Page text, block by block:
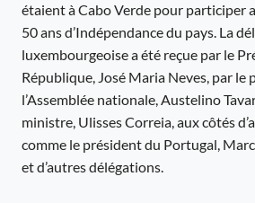
étaient à Cabo Verde pour participer
50 ans d’Indépendance du pays. La
luxembourgeoise a été reçue par le
République, José Maria Neves, par le
l’Assemblée nationale, Austelino
ministre, Ulisses Correia, aux côtés
comme le président du Portugal,
et d’autres délégations.